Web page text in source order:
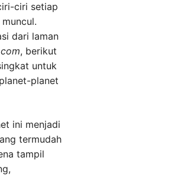
ciri setiap
dari laman
, berikut
untuk
planet
ini menjadi
termudah
tampil